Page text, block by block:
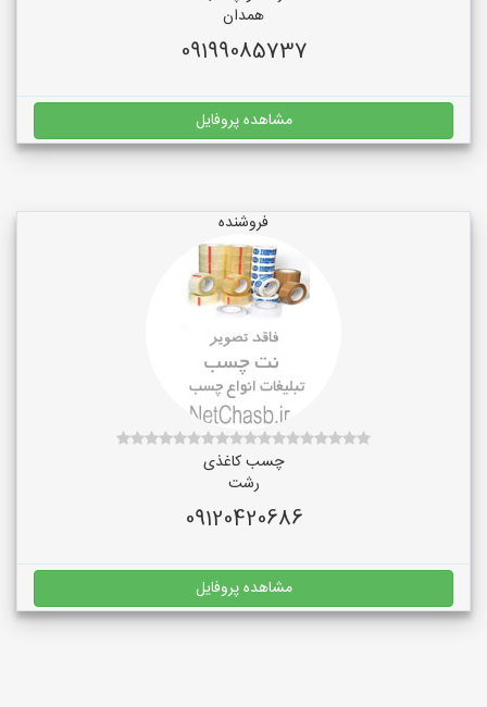
همدان
09199085737
مشاهده پروفایل
فروشنده
چسب کاغذی
رشت
09120420686
مشاهده پروفایل